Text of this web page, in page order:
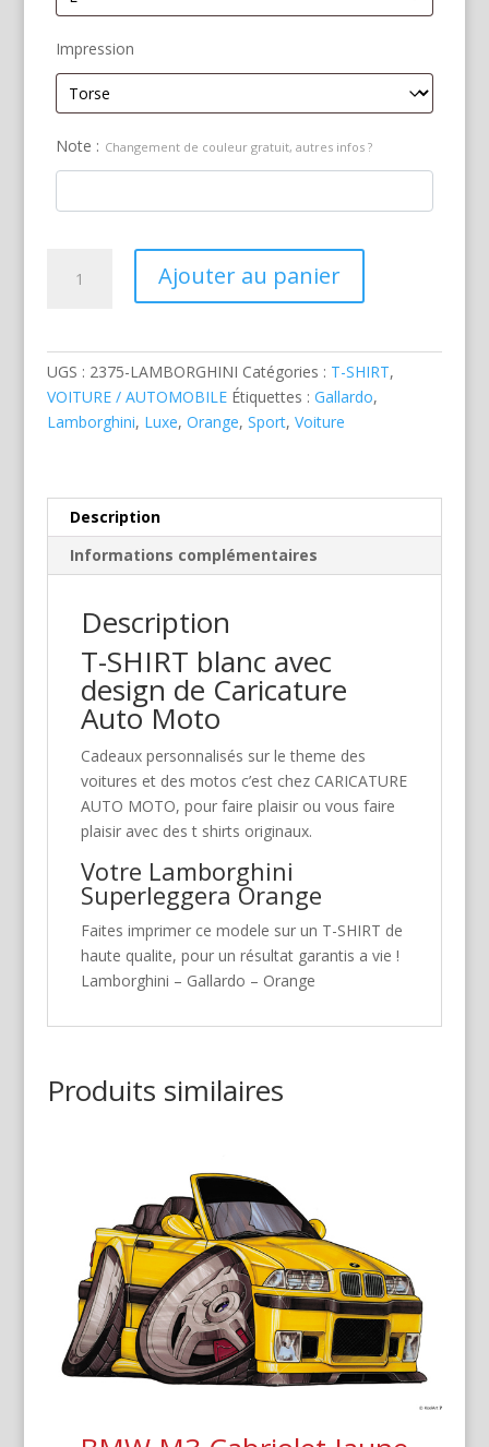
Impression
Note : Changement de couleur gratuit, autres infos ?
Ajouter au panier
UGS : 2375-LAMBORGHINI Catégories : T-SHIRT,
VOITURE / AUTOMOBILE Étiquettes : Gallardo,
Lamborghini, Luxe, Orange, Sport, Voiture
Description
Informations complémentaires
Description
T-SHIRT blanc avec
design de Caricature
Auto Moto
Cadeaux personnalisés sur le theme des
voitures et des motos c’est chez CARICATURE
AUTO MOTO, pour faire plaisir ou vous faire
plaisir avec des t shirts originaux.
Votre Lamborghini
Superleggera Orange
Faites imprimer ce modele sur un T-SHIRT de
haute qualite, pour un résultat garantis a vie !
Lamborghini – Gallardo – Orange
Produits similaires